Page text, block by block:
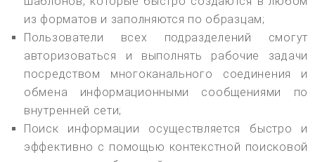
из форматов и заполняются по образцам;
Пользователи всех подразделений смогут
авторизоваться и выполнять рабочие задачи
посредством многоканального соединения и
обмена информационными сообщениями по
внутренней сети;
Поиск информации осуществляется быстро и
эффективно с помощью контекстной поисковой